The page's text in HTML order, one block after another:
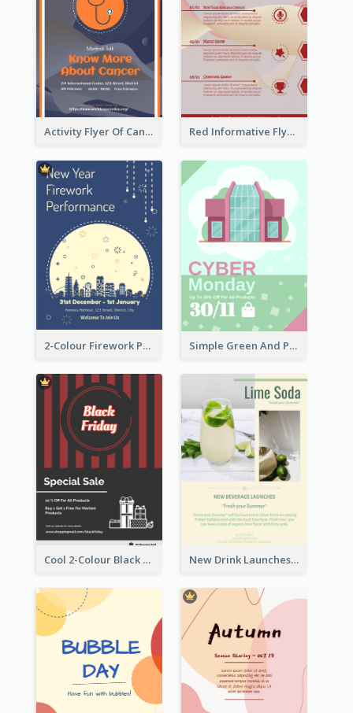
Activity Flyer Of Cancer Talk In Dark Colour Tone Red Informative Flyers With Simple Graphics
2-Colour Firework Performance With City Background Simple Green And Purple Cyber Monday Flyer
Cool 2-Colour Black Friday Poster New Drink Launches Lime Soda Poster